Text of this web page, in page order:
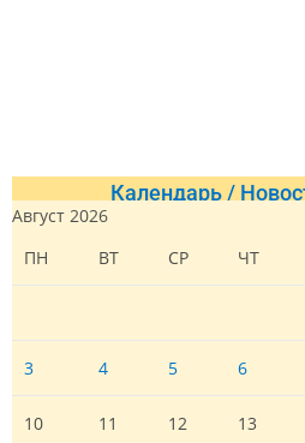
Календарь /
Август 2026
ПН
ВТ СР ЧТ
3 4 5 6
10 11 12 13